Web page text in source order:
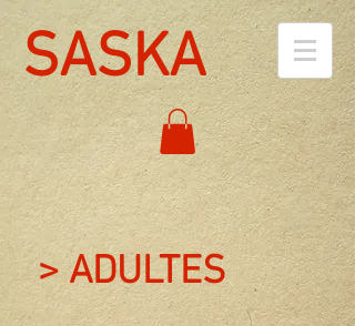
SASKA
> ADULTES